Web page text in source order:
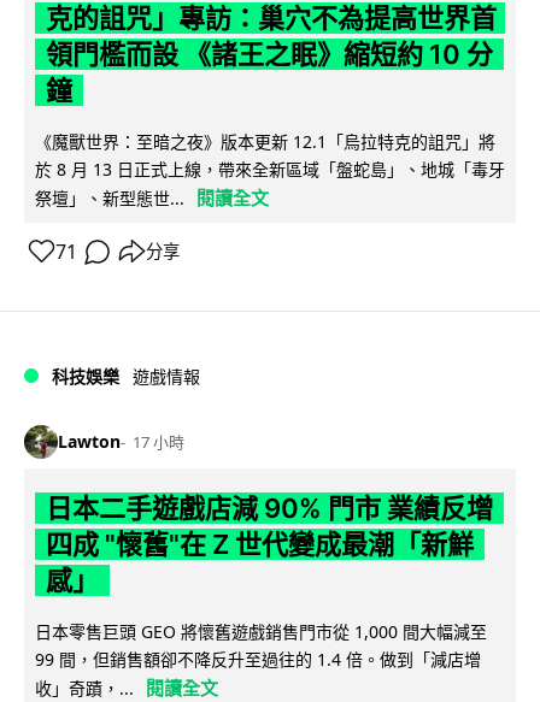
克的詛咒」專訪：巢穴不為提高世界首
領門檻而設 《諸王之眠》縮短約 10 分
鐘
《魔獸世界：至暗之夜》版本更新 12.1「烏拉特克的詛咒」將
於 8 月 13 日正式上線，帶來全新區域「盤蛇島」、地城「毒牙
祭壇」、新型態世...
閱讀全文
71 分享
科技娛樂 遊戲情報
Lawton 17 小時
日本二手遊戲店減 90% 門市 業績反增
四成 "懷舊"在 Z 世代變成最潮「新鮮
感」
日本零售巨頭 GEO 將懷舊遊戲銷售門市從 1,000 間大幅減至
99 間，但銷售額卻不降反升至過往的 1.4 倍。做到「減店增
收」奇蹟，...
閱讀全文